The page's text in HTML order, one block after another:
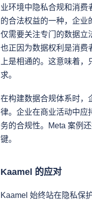
业环境中隐私合规和消费
的合法权益的一种，企业
仅需要关注专门的数据立
也正因为数据权利是消费
上是相通的。这意味着
求。
在构建数据合规体系时，
律。企业在商业活动中应
务的合规性。Meta 案例
键。
Kaamel 的应对
Kaamel 始终站在隐私保